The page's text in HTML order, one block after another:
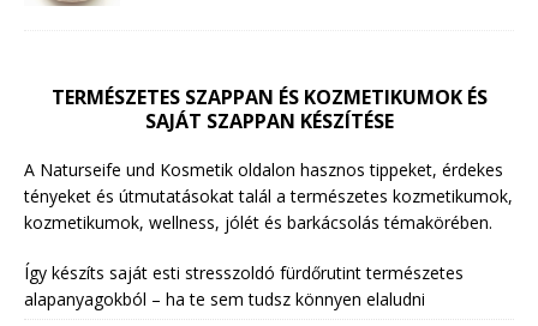
TERMÉSZETES SZAPPAN ÉS KOZMETIKUMOK ÉS
SAJÁT SZAPPAN KÉSZÍTÉSE
A Naturseife und Kosmetik oldalon hasznos tippeket, érdekes
tényeket és útmutatásokat talál a természetes kozmetikumok,
kozmetikumok, wellness, jólét és barkácsolás témakörében.
Így készíts saját esti stresszoldó fürdőrutint természetes
alapanyagokból – ha te sem tudsz könnyen elaludni